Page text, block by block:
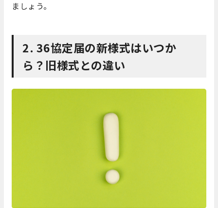
ましょう。
2. 36協定届の新様式はいつか
ら？旧様式との違い